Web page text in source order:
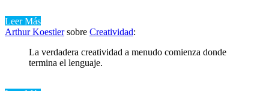
Leer Más
Arthur Koestlersobre Creatividad:
La verdadera creatividad a menudo comienza donde
termina el lenguaje.